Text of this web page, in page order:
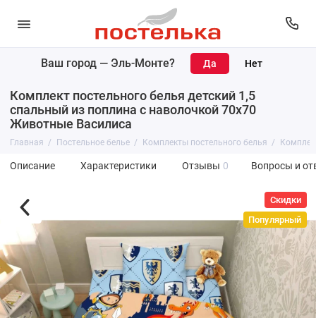
Ваш город — Эль-Монте?
Комплект постельного белья детский 1,5
спальный из поплина с наволочкой 70х70
Животные Василиса
Главная Постельное белье Комплекты постельного белья
Описание Характеристики Отзывы 0 Вопросы и
Скидки
Популярный